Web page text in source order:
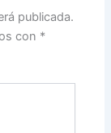
publicada.
con *